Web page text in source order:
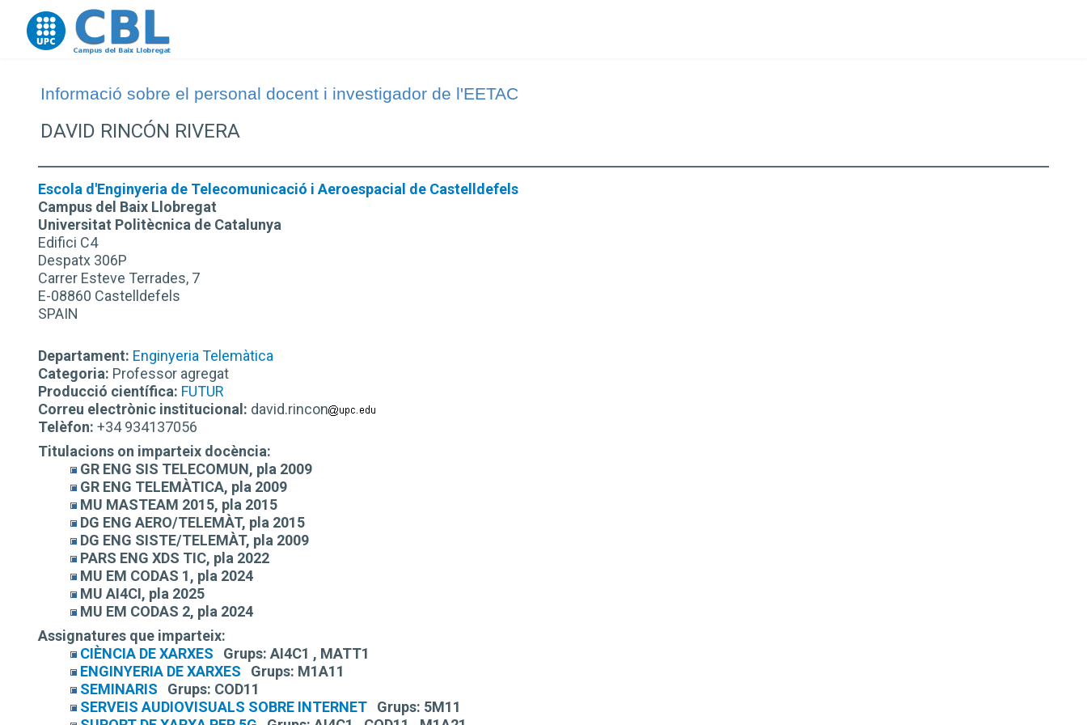
Go to upc.edu
Informació sobre el personal docent i investigador de l'EETAC
DAVID RINCÓN RIVERA
Escola d'Enginyeria de Telecomunicació i Aeroespacial de Castelldefels
Campus del Baix Llobregat
Universitat Politècnica de Catalunya
Edifici C4
Despatx 306P
Carrer Esteve Terrades, 7
E-08860 Castelldefels
SPAIN
Departament: Enginyeria Telemàtica
Categoria: Professor agregat
Producció científica: FUTUR
Correu electrònic institucional: david.rincon
Telèfon: +34 934137056
Titulacions on imparteix docència:
GR ENG SIS TELECOMUN, pla 2009
GR ENG TELEMÀTICA, pla 2009
MU MASTEAM 2015, pla 2015
DG ENG AERO/TELEMÀT, pla 2015
DG ENG SISTE/TELEMÀT, pla 2009
PARS ENG XDS TIC, pla 2022
MU EM CODAS 1, pla 2024
MU AI4CI, pla 2025
MU EM CODAS 2, pla 2024
Assignatures que imparteix:
CIÈNCIA DE XARXES
Grups: AI4C1 , MATT1
ENGINYERIA DE XARXES
Grups: M1A11
SEMINARIS
Grups: COD11
SERVEIS AUDIOVISUALS SOBRE INTERNET
Grups: 5M11